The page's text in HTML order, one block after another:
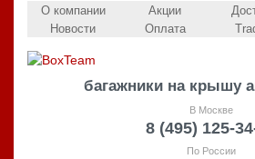
О компании
Новости
Акции
Оплата
багажники на крышу
В Москве
8 (495) 125-
По России